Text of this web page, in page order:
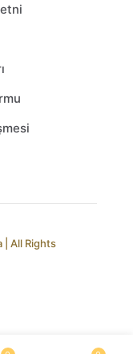
| All Rights